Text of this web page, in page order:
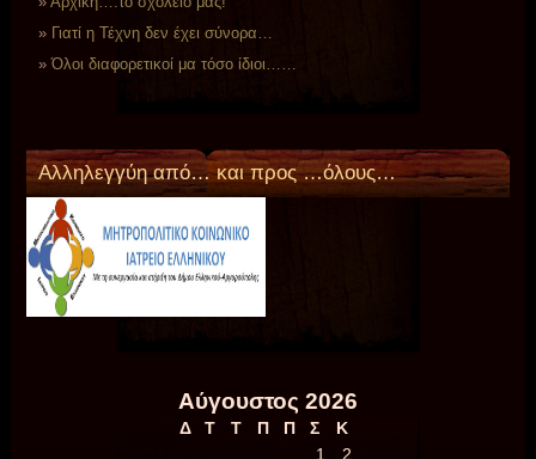
Γιατί η Τέχνη δεν έχει σύνορα…
Όλοι διαφορετικοί μα τόσο ίδιοι……
Aλληλεγγύη από… και προς …όλους…
Αύγουστος 2026
Δ Τ Τ Π Π Σ
Κ
1
2